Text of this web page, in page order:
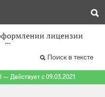
лицензии
Поиск в тексте
— Действует с 09.03.2021